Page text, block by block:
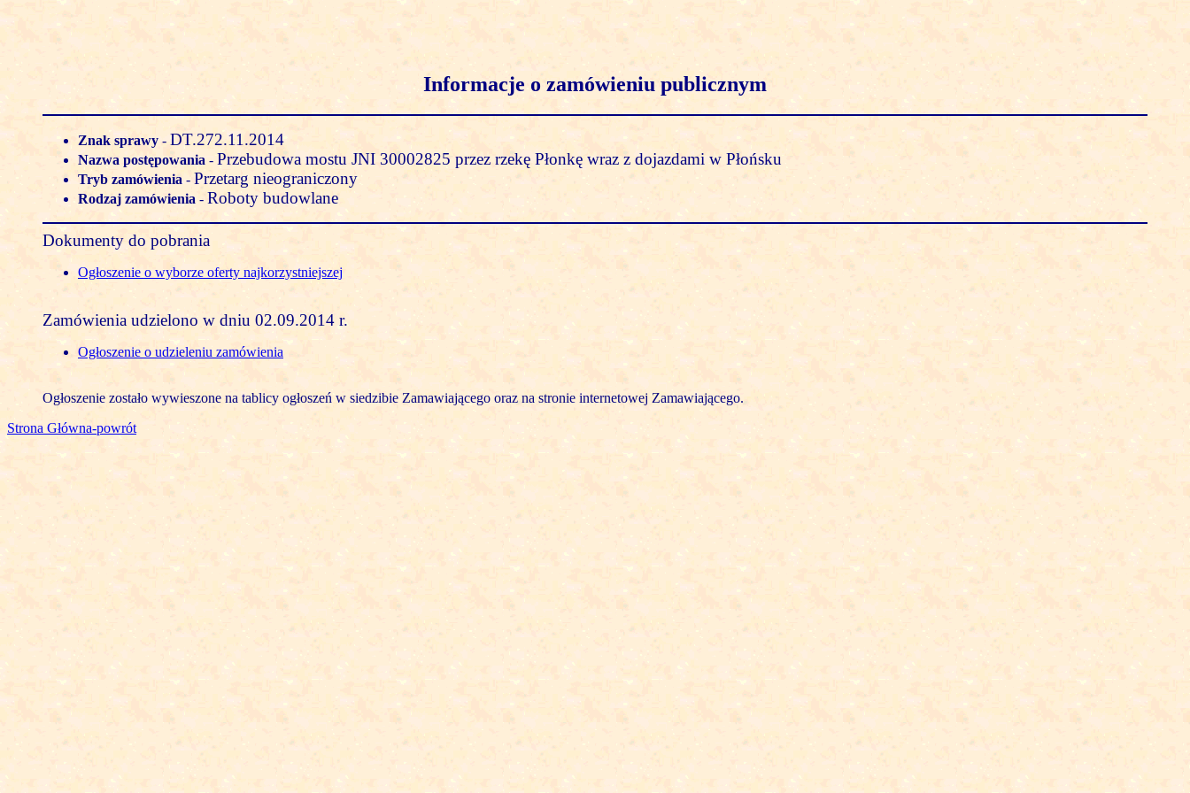
Informacje o zamówieniu publicznym
Znak sprawy - DT.272.11.2014
Nazwa postępowania - Przebudowa mostu JNI 30002825 przez rzekę Płonkę wraz z dojazdami w Płońsku
Tryb zamówienia- Przetarg nieograniczony
Rodzaj zamówienia - Roboty budowlane
Dokumenty do pobrania
Ogłoszenie o wyborze oferty najkorzystniejszej
Zamówienia udzielono w dniu 02.09.2014 r.
Ogłoszenie o udzieleniu zamówienia
Ogłoszenie zostało wywieszone na tablicy ogłoszeń w siedzibie Zamawiającego oraz na stronie internetowej Zamawiającego.
Strona Główna-powrót